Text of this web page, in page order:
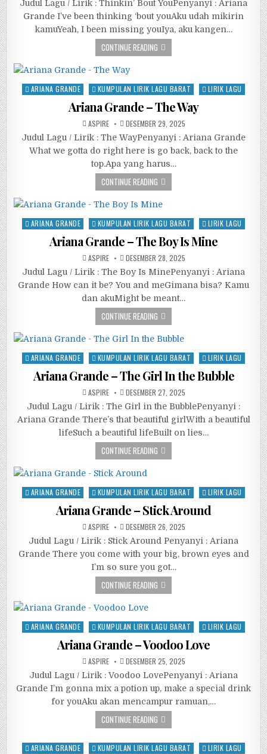
Judul Lagu / Lirik : Thinkin’ Bout YouPenyanyi : Ariana
Grande I’ve been thinking ‘bout youAku udah mikirin
kamuYeah, I been missing youIya, aku kangen…
CONTINUE READING
Posted
ARIANA GRANDE KUMPULAN LIRIK LAGU BARAT LIRIK LAGU
Ariana Grande – The Way
ASPIRE DESEMBER 29, 2025
Judul Lagu / Lirik : The WayPenyanyi : Ariana Grande
What we gotta do right here is go back, back to the
top.Apa yang harus…
CONTINUE READING
Posted
ARIANA GRANDE KUMPULAN LIRIK LAGU BARAT LIRIK LAGU
Ariana Grande – The Boy Is Mine
ASPIRE DESEMBER 28, 2025
Judul Lagu / Lirik : The Boy Is MinePenyanyi : Ariana
Grande How can it be? You and meGimana bisa? Kamu
dan akuMight be meant…
CONTINUE READING
Posted
ARIANA GRANDE KUMPULAN LIRIK LAGU BARAT LIRIK LAGU
Ariana Grande – The Girl In the Bubble
ASPIRE DESEMBER 27, 2025
Judul Lagu / Lirik : The Girl in the BubblePenyanyi :
Ariana Grande There’s that beautiful girlWith a beautiful
lifeSuch a beautiful lifeBuilt on lies…
CONTINUE READING
Posted
ARIANA GRANDE KUMPULAN LIRIK LAGU BARAT LIRIK LAGU
Ariana Grande – Stick Around
ASPIRE DESEMBER 26, 2025
Judul Lagu / Lirik : Stick Around Penyanyi : Ariana
Grande There you come with your big, brown eyes and
I’m so sure you got…
CONTINUE READING
Posted
ARIANA GRANDE KUMPULAN LIRIK LAGU BARAT LIRIK LAGU
Ariana Grande – Voodoo Love
ASPIRE DESEMBER 25, 2025
Judul Lagu / Lirik : Voodoo LovePenyanyi : Ariana
Grande I’m gonna mix a potion up, make a special drink
for youAku akan mencampur ramuan,…
CONTINUE READING
Posted
ARIANA GRANDE KUMPULAN LIRIK LAGU BARAT LIRIK LAGU